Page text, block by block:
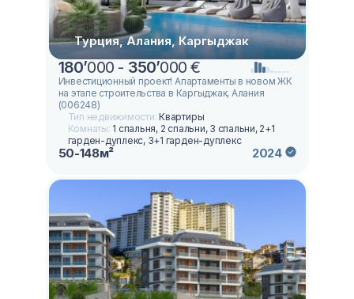
Турция, Алания, Каргыджак
180’000 - 350’000 €
Инвестиционный проект! Апартаменты в новом ЖК
на этапе строительства в Каргыджак, Алания
(006248)
Тип недвижимости:Квартиры
Комнаты: 1 спальня, 2 спальни, 3 спальни, 2+1
гарден-дуплекс, 3+1 гарден-дуплекс
50-148м² 2024